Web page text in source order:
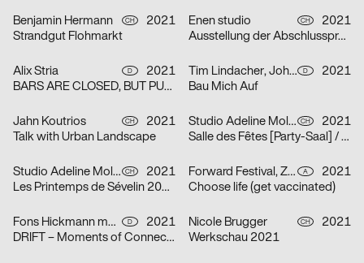
Benjamin Hermann CH
2021
Strandgut Flohmarkt
Enen studio CH
2021
Ausstellung der Abschlussprojekte 2021 HEAD
Alix Stria D
2021
BARS ARE CLOSED, BUT PUB IS OPEN! [Bars sind geschlossen, doch PUB ist geöfffnet!]
Tim Lindacher, Johannes Schreiner D
2021
Bau Mich Auf
Jahn Koutrios CH
2021
Talk with Urban Landscape
Studio Adeline Mollard CH
2021
Salle des Fêtes [Party-Saal] / Orphelins [Waisen]
Studio Adeline Mollard CH
2021
Les Printemps de Sévelin 2021 [Sévelin-Frühling 2021]
Forward Festival, ZWUPP, Maša Stanic A
2021
Choose life (get vaccinated)
Fons Hickmann m23 D
2021
DRIFT – Moments of Connection
Nicole Brugger CH
2021
Werkschau 2021